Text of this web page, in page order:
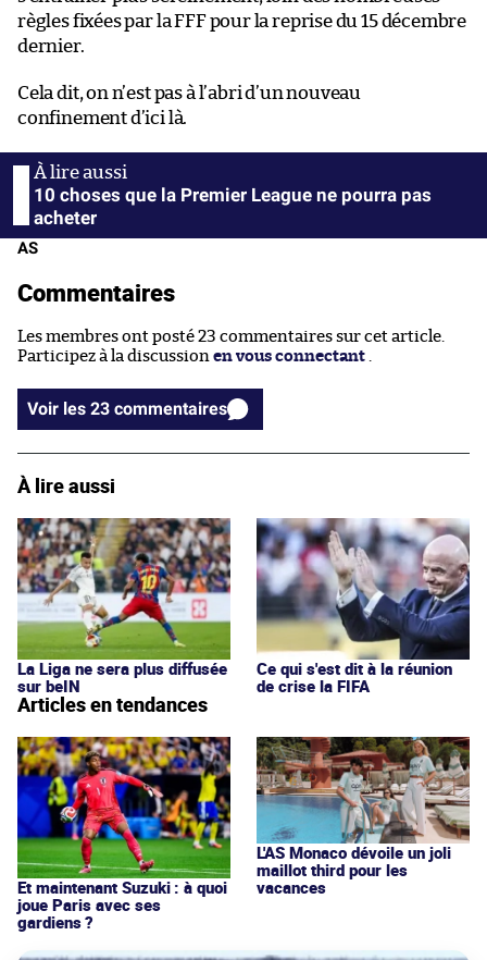
règles fixées par la FFF pour la reprise du 15 décembre
dernier.
Cela dit, on n’est pas à l’abri d’un nouveau
confinement d’ici là.
10 choses que la Premier League ne pourra pas
acheter
AS
Commentaires
Les membres ont posté 23 commentaires sur cet article.
Participez à la discussion en vous connectant
Voir les 23 commentaires
À lire aussi
La Liga ne sera plus diffusée
sur beIN
Ce qui s'est dit à la réunion
de crise la FIFA
Articles en tendances
Et maintenant Suzuki : à quoi
joue Paris avec ses
gardiens ?
L'AS Monaco dévoile un joli
maillot third pour les
vacances